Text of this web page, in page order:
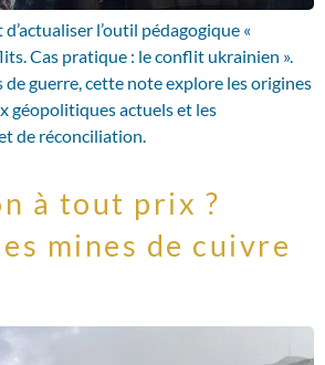
l’outil pédagogique «
Cas pratique : le conflit ukrainien ».
guerre, cette note explore les origines
géopolitiques actuels et les
de réconciliation.
à tout prix ?
mines de cuivre